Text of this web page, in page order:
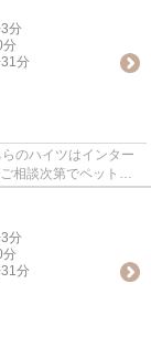
3分
分
31分
のハイツはインター
相談次第でペットを
3分
分
31分